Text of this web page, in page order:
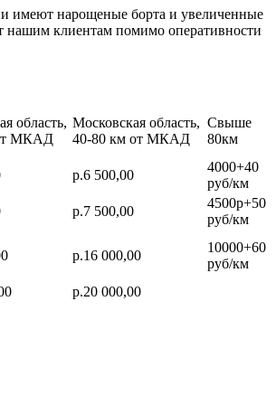
имеют нарощеные борта и увеличенные
нашим клиентам помимо оперативности
область,
МКАД
Московская область,
40-80 км от МКАД
Свыше
80км
р.6 500,00
4000+40
руб/км
р.7 500,00
4500р+50
руб/км
р.16 000,00
10000+60
руб/км
р.20 000,00